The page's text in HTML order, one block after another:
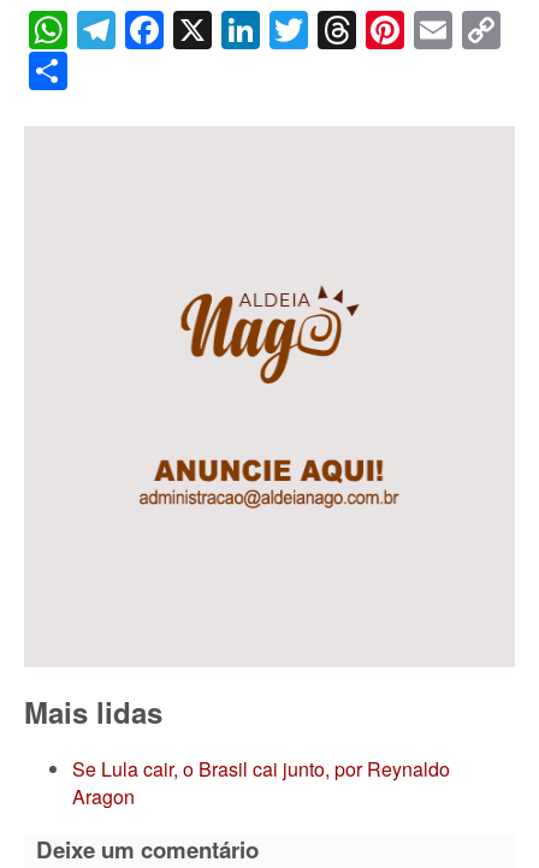
WhatsApp
Telegram
Facebook
X LinkedIn
Twitter
Threads
Mais lidas
Se Lula cair, o Brasil cai junto, por Reynaldo
Aragon
Deixe um comentário